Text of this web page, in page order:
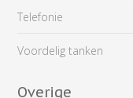
Telefonie
Voordelig tanken
Overige